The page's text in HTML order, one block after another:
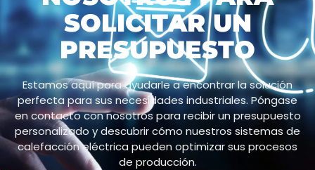
SOLICITAR UN
PRESUPUESTO
Estamos aquí para ayudarle a encontrar la solución
perfecta para sus necesidades industriales. Póngase
en contacto con nosotros para recibir un presupuesto
personalizado y descubrir cómo nuestros sistemas de
calefacción eléctrica pueden optimizar sus procesos
de producción.